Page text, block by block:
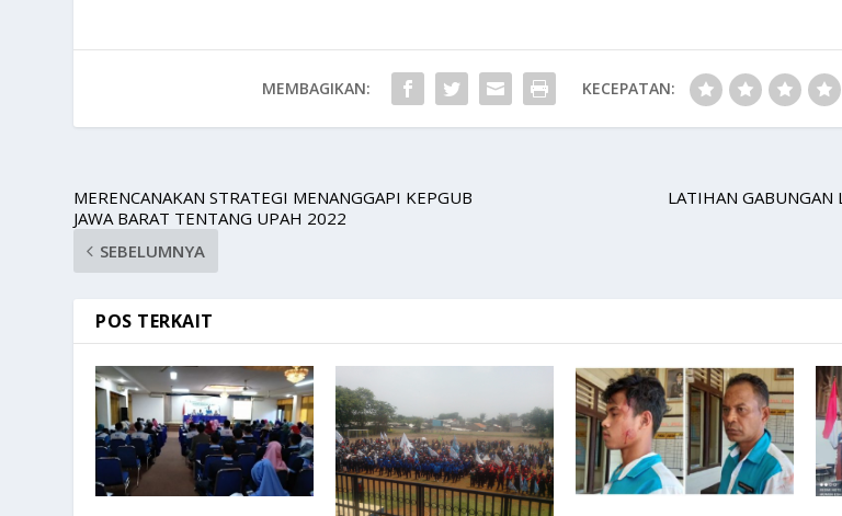
MEMBAGIKAN: KECEPATAN:
MERENCANAKAN STRATEGI MENANGGAPI KEPGUB
JAWA BARAT TENTANG UPAH 2022
SEBELUMNYA
LATIHAN GABUNGAN
POS TERKAIT